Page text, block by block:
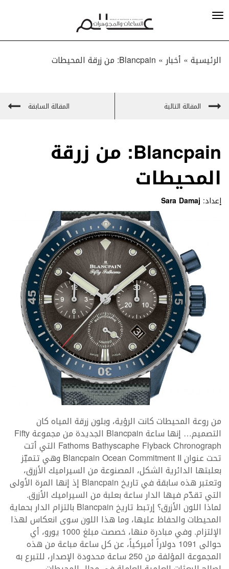
الرئيسية » أخبار» Blancpain: من زرقة المحيطات
المقالة التالية المقالة السابقة
Blancpain: من زرقة
المحيطات
إعداد: Sara Damaj
من روعة المحيطات كانت الرؤية، وبلون زرقة المياه كان
التصميم… إنها ساعة Blancpain الجديدة من مجموعة Fifty
Fathoms Bathyscaphe Flyback Chronograph التي أتت
تحت عنوان Blancpain Ocean Commitment II وهي تتميّز
بعلبتها الدائرية الشكل، المصنوعة من السيراميك الأزرق،
وتعتبر هذه سابقة في تاريخ Blancpain إذ إنها المرة الأولى
التي تقدّم فيها الدار ساعة بعلبة من السيراميك الأزرق.
لماذا اللون الأزرق؟ إرتبط تاريخ Blancpain بالتزام الدار بحماية
المحيطات والحفاظ عليها، وما هذا اللون سوى انعكاس لهذا
الإلتزام. وفي مبادرة منها، خصصت مبلغ 1000 يورو، أي
حوالى 1091 دولاراً أميركياً، عن كل ساعة مباعة من هذه
المجموعة المؤلفة من 250 ساعة محدودة الإصدار، للتبرع به